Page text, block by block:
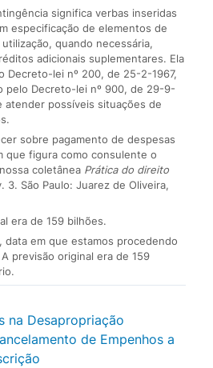
significa verbas inseridas
especificação de elementos de
quando necessária,
adicionais suplementares. Ela
Decreto-lei nº 200, de 25-2-1967,
pelo Decreto-lei nº 900, de 29-9-
atender possíveis situações de
sobre pagamento de despesas
que figura como consulente o
coletânea Prática do direito
3. São Paulo: Juarez de Oliveira,
era de 159 bilhões.
data em que estamos procedendo
previsão original era de 159
na Desapropriação
de Empenhos a